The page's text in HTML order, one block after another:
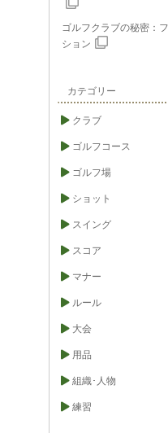
ゴルフクラブの秘密：
ション
カテゴリー
クラブ
ゴルフコース
ゴルフ場
ショット
スイング
スコア
マナー
ルール
大会
用品
組織･人物
練習